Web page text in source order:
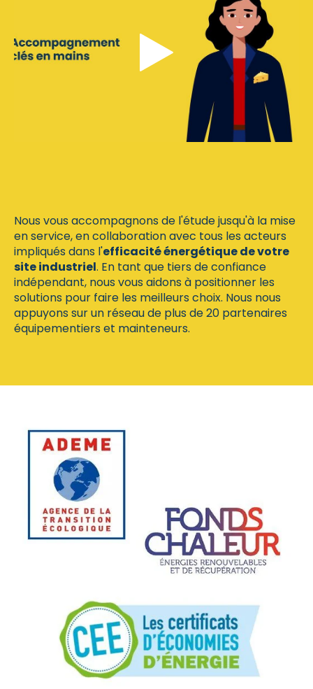
Nous vous accompagnons de l'étude jusqu'à la mise
en service, en collaboration avec tous les acteurs
impliqués dans l'efficacité énergétique de votre
site industriel. En tant que tiers de confiance
indépendant, nous vous aidons à positionner les
solutions pour faire les meilleurs choix. Nous nous
appuyons sur un réseau de plus de 20 partenaires
équipementiers et mainteneurs.